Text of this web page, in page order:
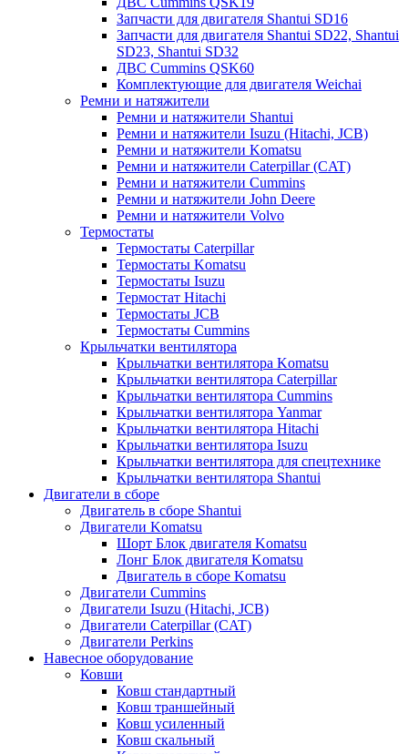
Запчасти для двигателя Shantui SD16
Запчасти для двигателя Shantui SD22, Shantui
SD23, Shantui SD32
ДВС Cummins QSK60
Комплектующие для двигателя Weichai
Ремни и натяжители
Ремни и натяжители Shantui
Ремни и натяжители Isuzu (Hitachi, JCB)
Ремни и натяжители Komatsu
Ремни и натяжители Caterpillar (CAT)
Ремни и натяжители Cummins
Ремни и натяжители John Deere
Ремни и натяжители Volvo
Термостаты
Термостаты Caterpillar
Термостаты Komatsu
Термостаты Isuzu
Термостат Hitachi
Термостаты JCB
Термостаты Cummins
Крыльчатки вентилятора
Крыльчатки вентилятора Komatsu
Крыльчатки вентилятора Caterpillar
Крыльчатки вентилятора Cummins
Крыльчатки вентилятора Yanmar
Крыльчатки вентилятора Hitachi
Крыльчатки вентилятора Isuzu
Крыльчатки вентилятора для спецтехнике
Крыльчатки вентилятора Shantui
Двигатели в сборе
Двигатель в сборе Shantui
Двигатели Komatsu
Шорт Блок двигателя Komatsu
Лонг Блок двигателя Komatsu
Двигатель в сборе Komatsu
Двигатели Cummins
Двигатели Isuzu (Hitachi, JCB)
Двигатели Caterpillar (CAT)
Двигатели Perkins
Навесное оборудование
Ковши
Ковш стандартный
Ковш траншейный
Ковш усиленный
Ковш скальный